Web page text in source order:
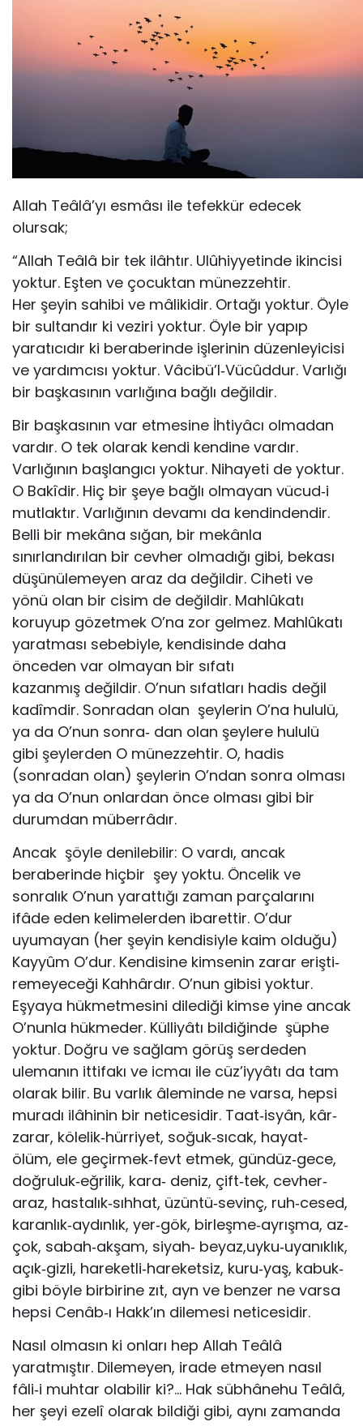
Allah Teâlâ’yı esmâsı ile tefekkür edecek
olursak;
“Allah Teâlâ bir tek ilâhtır. Ulûhiyyetinde ikincisi
yoktur. Eşten ve çocuktan münezzehtir.
Her şeyin sahibi ve mâlikidir. Ortağı yoktur. Öyle
bir sultandır ki veziri yoktur. Öyle bir yapıp
yaratıcıdır ki beraberinde işlerinin düzenleyicisi
ve yardımcısı yoktur. Vâcibü’l‐Vücûddur. Varlığı
bir başkasının varlığına bağlı değildir.
Bir başkasının var etmesine İhtiyâcı olmadan
vardır. O tek olarak kendi kendine vardır.
Varlığının başlangıcı yoktur. Nihayeti de yoktur.
O Bakîdir. Hiç bir şeye bağlı olmayan vücud‐i
mutlaktır. Varlığının devamı da kendindendir.
Belli bir mekâna sığan, bir mekânla
sınırlandırılan bir cevher olmadığı gibi, bekası
düşünülemeyen araz da değildir. Ciheti ve
yönü olan bir cisim de değildir. Mahlûkatı
koruyup gözetmek O’na zor gelmez. Mahlûkatı
yaratması sebebiyle, kendisinde daha
önceden var olmayan bir sıfatı
kazanmış değildir. O’nun sıfatları hadis değil
kadîmdir. Sonradan olan şeylerin O’na hululü,
ya da O’nun sonra‐ dan olan şeylere hululü
gibi şeylerden O münezzehtir. O, hadis
(sonradan olan) şeylerin O’ndan sonra olması
ya da O’nun onlardan önce olması gibi bir
durumdan müberrâdır.
Ancak şöyle denilebilir: O vardı, ancak
beraberinde hiçbir şey yoktu. Öncelik ve
sonralık O’nun yarattığı zaman parçalarını
ifâde eden kelimelerden ibarettir. O’dur
uyumayan (her şeyin kendisiyle kaim olduğu)
Kayyûm O’dur. Kendisine kimsenin zarar erişti‐
remeyeceği Kahhârdır. O’nun gibisi yoktur.
Eşyaya hükmetmesini dilediği kimse yine ancak
O’nunla hükmeder. Külliyâtı bildiğinde şüphe
yoktur. Doğru ve sağlam görüş serdeden
ulemanın ittifakı ve icmaı ile cüz’iyyâtı da tam
olarak bilir. Bu varlık âleminde ne varsa, hepsi
muradı ilâhinin bir neticesidir. Taat‐isyân, kâr‐
zarar, kölelik‐hürriyet, soğuk‐sıcak, hayat‐
ölüm, ele geçirmek‐fevt etmek, gündüz‐gece,
doğruluk‐eğrilik, kara‐ deniz, çift‐tek, cevher‐
araz, hastalık‐sıhhat, üzüntü‐sevinç, ruh‐cesed,
karanlık‐aydınlık, yer‐gök, birleşme‐ayrışma, az‐
çok, sabah‐akşam, siyah‐ beyaz,uyku‐uyanıklık,
açık‐gizli, hareketli‐hareketsiz, kuru‐yaş, kabuk‐
gibi böyle birbirine zıt, ayn ve benzer ne varsa
hepsi Cenâb‐ı Hakk’ın dilemesi neticesidir.
Nasıl olmasın ki onları hep Allah Teâlâ
yaratmıştır. Dilemeyen, irade etmeyen nasıl
fâli‐i muhtar olabilir ki?… Hak sübhânehu Teâlâ,
her şeyi ezelî olarak bildiği gibi, aynı zamanda